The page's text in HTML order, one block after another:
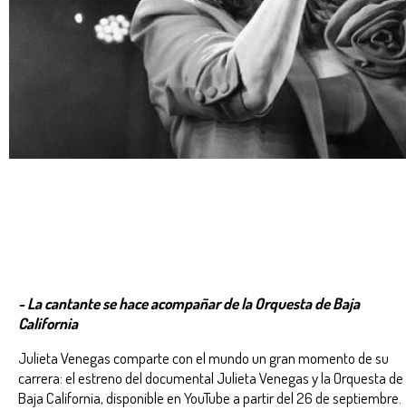
- La cantante se hace acompañar de la Orquesta de Baja
California
Julieta Venegas comparte con el mundo un gran momento de su
carrera: el estreno del documental Julieta Venegas y la Orquesta de
Baja California, disponible en YouTube a partir del 26 de septiembre.